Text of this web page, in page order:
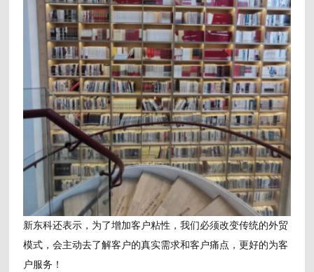
新东科还表示，为了增加客户粘性，我们必须改变传统的外贸
模式，会主动去了解客户的真实需求和客户痛点，更好的为客
户服务！